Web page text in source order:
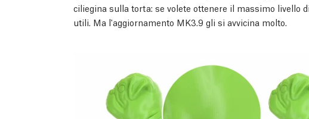
ciliegina sulla torta: se volete ottenere il massimo livello
utili. Ma l'aggiornamento MK3.9 gli si avvicina molto.